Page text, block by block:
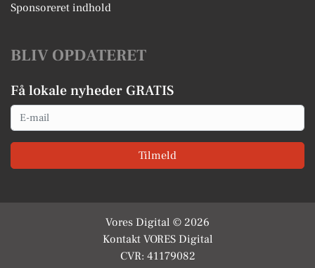
Sponsoreret indhold
BLIV OPDATERET
Få lokale nyheder GRATIS
Email
Tilmeld
Vores Digital © 2026
Kontakt VORES Digital
CVR: 41179082